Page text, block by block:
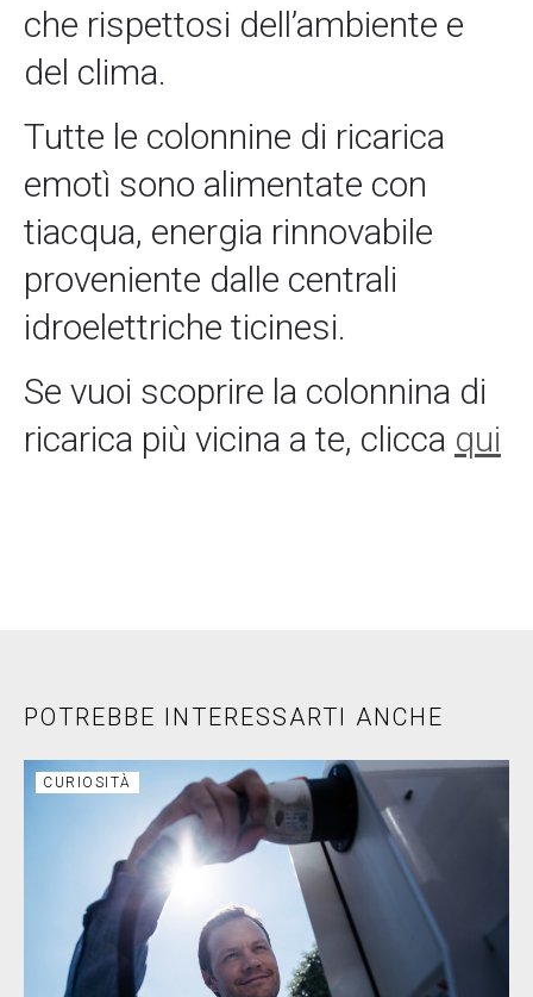
che rispettosi dell’ambiente e
del clima.
Tutte le colonnine di ricarica
emotì sono alimentate con
tiacqua, energia rinnovabile
proveniente dalle centrali
idroelettriche ticinesi.
Se vuoi scoprire la colonnina di
ricarica più vicina a te, clicca qui
POTREBBE INTERESSARTI ANCHE
CURIOSITÀ